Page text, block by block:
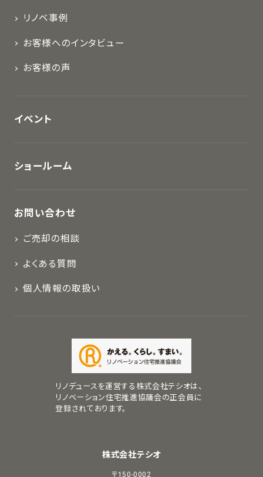
リノベ事例
お客様へのインタビュー
お客様の声
イベント
ショールーム
お問い合わせ
ご売却の相談
よくある質問
個人情報の取扱い
リノデュースを運営する株式会社テシオは、
リノベーション住宅推進協議会の正会員に
登録されております。
株式会社テシオ
〒150-0002